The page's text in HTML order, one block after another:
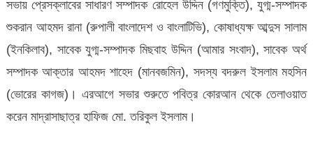
সভায় প্রেসক্লাবের সাধারণ সম্পাদক রোহেল উদ্দিন (গণমুক্তি), যুগ্ম-সম্পাদক
শুকরান আহমদ রানা (রুপালী বাংলাদেশ ও বাংলাটিভি), কোষাধ্যক্ষ আব্দুস সালাম
(ইনকিলাব), সাবেক যুগ্ম-সম্পাদক মিছবাহ উদ্দিন (আমার সংবাদ), সাবেক অর্থ
সম্পাদক আক্তার আহমদ শাহেদ (মানবজমিন), সদস্য বদরুল ইসলাম মহসিন
(ভোরের কাগজ)। এরআগে সভার শুরুতে পবিত্র কোরআন থেকে তেলাওয়াত
করেন মাদ্রাসাছাত্র হাফিজ মো. তরিকুল ইসলাম।